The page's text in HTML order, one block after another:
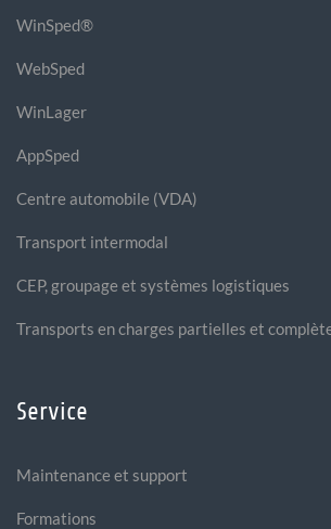
WinSped®
WebSped
WinLager
AppSped
Centre automobile (VDA)
Transport intermodal
CEP, groupage et systèmes logistiques
Transports en charges partielles et
Service
Maintenance et support
Formations